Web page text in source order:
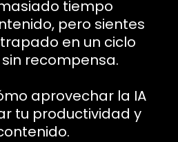
tiempo
pero sientes
en un ciclo
recompensa.
aprovechar la IA
tu productividad y